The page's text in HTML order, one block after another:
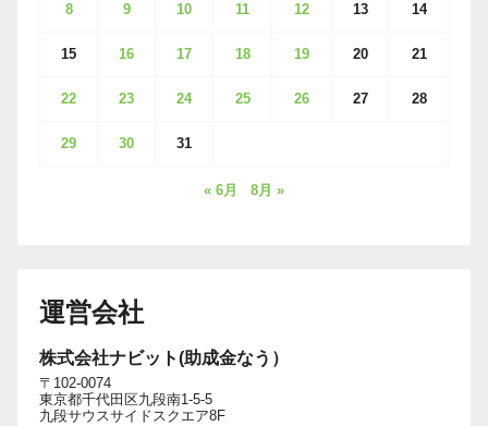
8 9 10 11 12 13 14
15 16 17 18 19 20 21
22 23 24 25 26 27 28
29 30 31
« 6月 8月 »
運営会社
株式会社ナビット(助成金なう）
〒102-0074
東京都千代田区九段南1-5-5
九段サウスサイドスクエア8F